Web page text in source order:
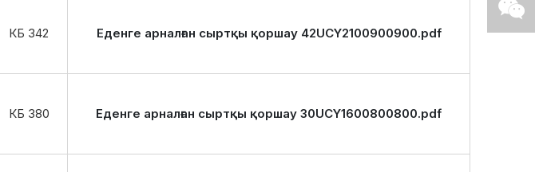
Еденге арналған сыртқы қоршау 42UCY2100900900.pdf
342 КБ
Еденге арналған сыртқы қоршау 30UCY1600800800.pdf
380 КБ